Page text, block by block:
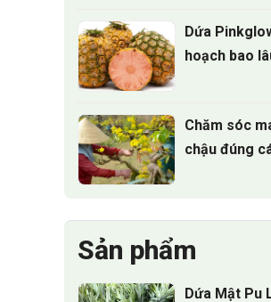
Dứa
hoạch bao
Chăm sóc
chậu đúng
Sản phẩm
Dứa Mật Pu